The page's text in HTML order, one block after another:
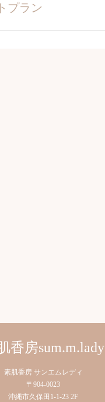
プラン
香房sum.m.lady
素肌香房 サンエムレディ
〒904-0023
沖縄市久保田1-1-23 2F